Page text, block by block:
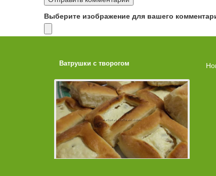
Выберите изображение для вашего
Ватрушки с творогом Торт